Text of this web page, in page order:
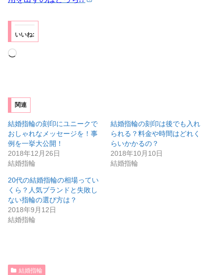
いいね:
読
み
中…
関連
結婚指輪の刻印にユニークで
おしゃれなメッセージを！事
例を一挙大公開！
2018年12月26日
結婚指輪
結婚指輪の刻印は後でも入れ
られる？料金や時間はどれく
らいかかるの？
2018年10月10日
結婚指輪
20代の結婚指輪の相場ってい
くら？人気ブランドと失敗し
ない指輪の選び方は？
2018年9月12日
結婚指輪
結婚指輪